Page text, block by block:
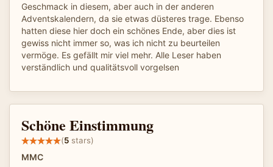
Geschmack in diesem, aber auch in der anderen
Adventskalendern, da sie etwas düsteres trage. Ebenso
hatten diese hier doch ein schönes Ende, aber dies ist
gewiss nicht immer so, was ich nicht zu beurteilen
vermöge. Es gefällt mir viel mehr. Alle Leser haben
verständlich und qualitätsvoll vorgelsen
Schöne Einstimmung
(5 stars)
MMC